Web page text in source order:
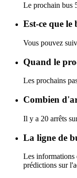
Le prochain bus
Est-ce que le
Vous pouvez
Quand le
Les prochains
Combien
Il y a 20 arrêts
La ligne de
Les informations
prédictions sur